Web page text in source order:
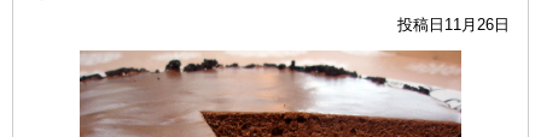
投稿日11月26日